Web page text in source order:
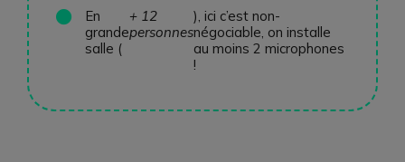
En
grande
salle (
+ 12
personnes
), ici c’est non-
négociable, on installe
au moins 2 microphones
!